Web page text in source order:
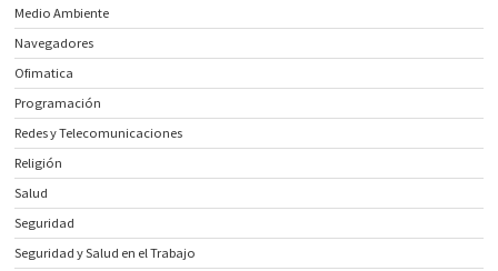
Medio Ambiente
Navegadores
Ofimatica
Programación
Redes y Telecomunicaciones
Religión
Salud
Seguridad
Seguridad y Salud en el Trabajo